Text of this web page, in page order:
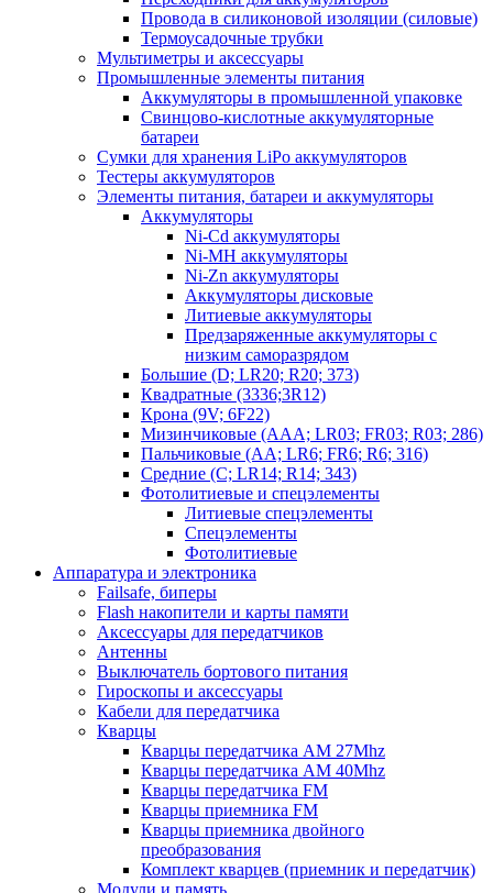
Провода в силиконовой изоляции (силовые)
Термоусадочные трубки
Мультиметры и аксессуары
Промышленные элементы питания
Аккумуляторы в промышленной упаковке
Свинцово-кислотные аккумуляторные
батареи
Сумки для хранения LiPo аккумуляторов
Тестеры аккумуляторов
Элементы питания, батареи и аккумуляторы
Аккумуляторы
Ni-Cd аккумуляторы
Ni-MH аккумуляторы
Ni-Zn аккумуляторы
Аккумуляторы дисковые
Литиевые аккумуляторы
Предзаряженные аккумуляторы с
низким саморазрядом
Большие (D; LR20; R20; 373)
Квадратные (3336;3R12)
Крона (9V; 6F22)
Мизинчиковые (AAA; LR03; FR03; R03; 286)
Пальчиковые (AA; LR6; FR6; R6; 316)
Средние (C; LR14; R14; 343)
Фотолитиевые и спецэлементы
Литиевые спецэлементы
Спецэлементы
Фотолитиевые
Аппаратура и электроника
Failsafe, биперы
Flash накопители и карты памяти
Аксессуары для передатчиков
Антенны
Выключатель бортового питания
Гироскопы и аксессуары
Кабели для передатчика
Кварцы
Кварцы передатчика AM 27Mhz
Кварцы передатчика AM 40Mhz
Кварцы передатчика FM
Кварцы приемника FM
Кварцы приемника двойного
преобразования
Комплект кварцев (приемник и передатчик)
Модули и память